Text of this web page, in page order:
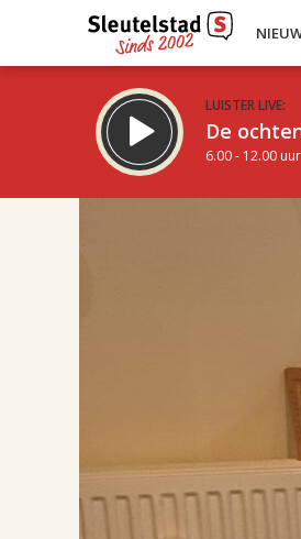
LUISTER LIVE:
De
6.00 - 12.00 uur